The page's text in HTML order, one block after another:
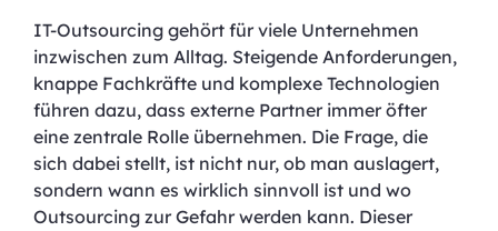
IT-Outsourcing gehört für viele Unternehmen
inzwischen zum Alltag. Steigende Anforderungen,
knappe Fachkräfte und komplexe Technologien
führen dazu, dass externe Partner immer öfter
eine zentrale Rolle übernehmen. Die Frage, die
sich dabei stellt, ist nicht nur, ob man auslagert,
sondern wann es wirklich sinnvoll ist und wo
Outsourcing zur Gefahr werden kann. Dieser